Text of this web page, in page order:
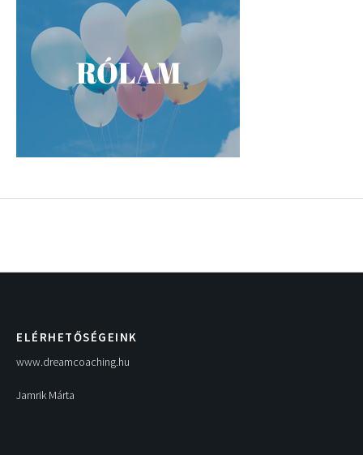
ELÉRHETŐSÉGEINK
www.dreamcoaching.hu
Jamrik Márta